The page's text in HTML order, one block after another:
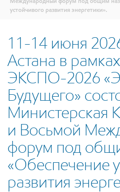
устойчивого развития энергетики».
11-14 июня
Астана в
ЭКСПО-2026
Будущего»
Министерская
и Восьмой
форум под
«Обеспечение
развития